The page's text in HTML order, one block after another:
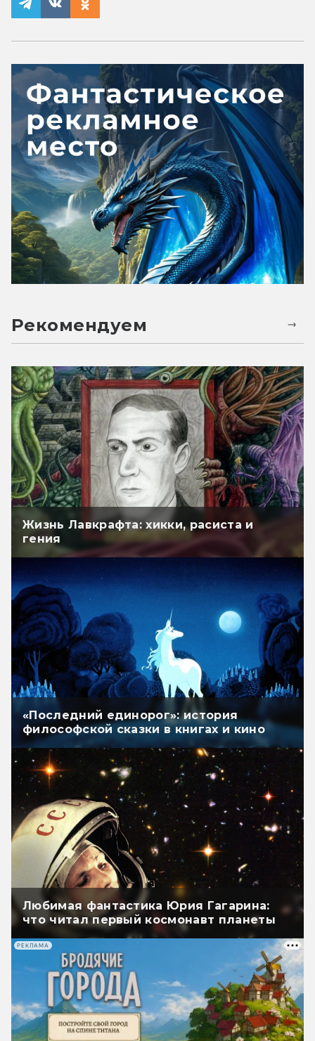
Рекомендуем
Жизнь Лавкрафта: хикки, расиста и
гения
«Последний единорог»: история
философской сказки в книгах и кино
Любимая фантастика Юрия Гагарина:
что читал первый космонавт планеты
РЕКЛАМА